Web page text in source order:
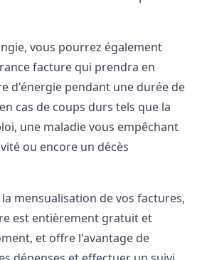
vous pourrez également
facture qui prendra en
d'énergie pendant une durée de
cas de coups durs tels que la
une maladie vous empêchant
ou encore un décès
mensualisation de vos factures,
est entièrement gratuit et
et offre l'avantage de